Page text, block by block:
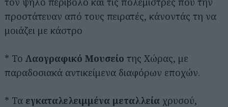
προστάτευαν από τους πειρατές, κάνοντάς τη να
μοιάζει με κάστρο
* Το Λαογραφικό Μουσείο της Χώρας, με
παραδοσιακά αντικείμενα διαφόρων εποχών.
* Τα εγκαταλελειμμένα μεταλλεία χρυσού,